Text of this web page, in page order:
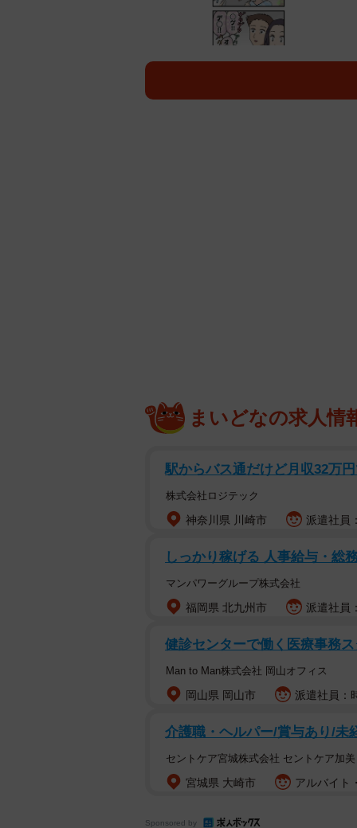
まいどなの求人情
駅からバス通だけど月収32万
株式会社ロジテック
神奈川県 川崎市 派遣社員
しっかり稼げる 人事給与・総
マンパワーグループ株式会社
福岡県 北九州市 派遣社員
健診センターで働く医療事務
Man to Man株式会社 岡山オフィス
岡山県 岡山市 派遣社員：
介護職・ヘルパー/賞与あり/未
セントケア宮城株式会社 セントケア加美
宮城県 大崎市 アルバイト
Sponsored by